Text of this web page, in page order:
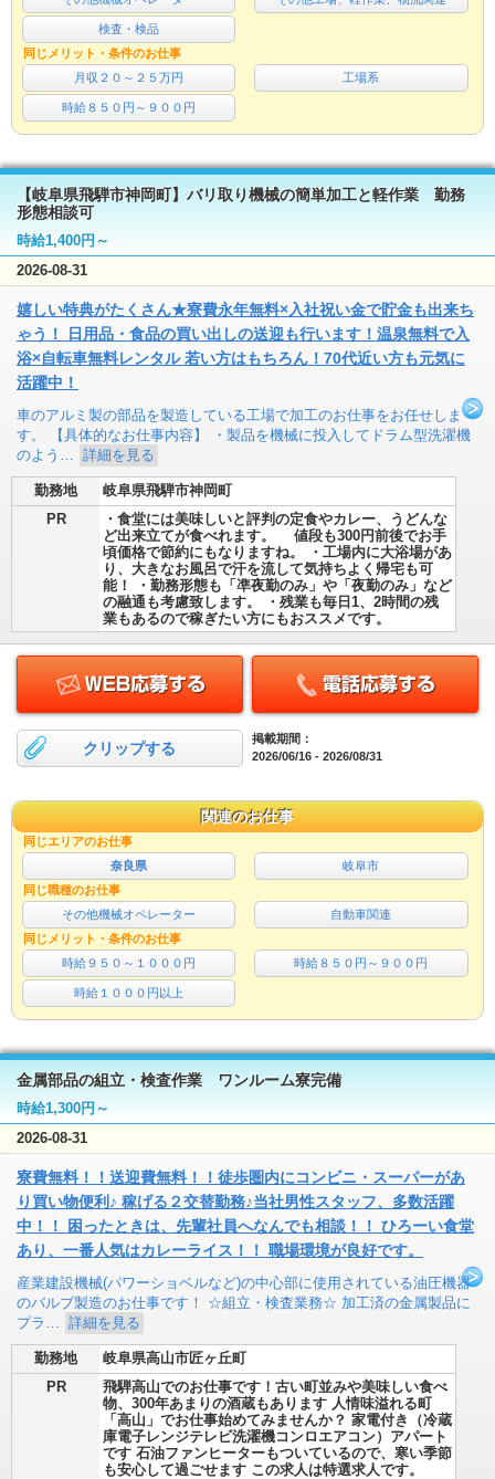
検査・検品
同じメリット・条件のお仕事
月収２０～２５万円
工場系
時給８５０円～９００円
【岐阜県飛騨市神岡町】バリ取り機械の簡単加工と軽作業 勤務
形態相談可
時給1,400円～
2026-08-31
嬉しい特典がたくさん★寮費永年無料×入社祝い金で貯金も出来ち
ゃう！ 日用品・食品の買い出しの送迎も行います！温泉無料で入
浴×自転車無料レンタル 若い方はもちろん！70代近い方も元気に
活躍中！
車のアルミ製の部品を製造している工場で加工のお仕事をお任せしま
す。 【具体的なお仕事内容】 ・製品を機械に投入してドラム型洗濯機
のよう…
詳細を見る
勤務地
岐阜県飛騨市神岡町
PR
・食堂には美味しいと評判の定食やカレー、うどんな
ど出来立てが食べれます。 値段も300円前後でお手
頃価格で節約にもなりますね。 ・工場内に大浴場があ
り、大きなお風呂で汗を流して気持ちよく帰宅も可
能！ ・勤務形態も「凖夜勤のみ」や「夜勤のみ」など
の融通も考慮致します。 ・残業も毎日1、2時間の残
業もあるので稼ぎたい方にもおススメです。
クリップする
掲載期間：
2026/06/16 - 2026/08/31
関連のお仕事
同じエリアのお仕事
奈良県
岐阜市
同じ職種のお仕事
その他機械オペレーター
自動車関連
同じメリット・条件のお仕事
時給９５０～１０００円
時給８５０円～９００円
時給１０００円以上
金属部品の組立・検査作業 ワンルーム寮完備
時給1,300円～
2026-08-31
寮費無料！！送迎費無料！！徒歩圏内にコンビニ・スーパーがあ
り買い物便利♪ 稼げる２交替勤務♪当社男性スタッフ、多数活躍
中！！ 困ったときは、先輩社員へなんでも相談！！ ひろーい食堂
あり、一番人気はカレーライス！！ 職場環境が良好です。
産業建設機械(パワーショベルなど)の中心部に使用されている油圧機器
のバルブ製造のお仕事です！ ☆組立・検査業務☆ 加工済の金属製品に
プラ…
詳細を見る
勤務地
岐阜県高山市匠ヶ丘町
PR
飛騨高山でのお仕事です！古い町並みや美味しい食べ
物、300年あまりの酒蔵もあります 人情味溢れる町
「高山」でお仕事始めてみませんか？ 家電付き（冷蔵
庫電子レンジテレビ洗濯機コンロエアコン）アパート
です 石油ファンヒーターもついているので、寒い季節
も安心して過ごせます この求人は特選求人です。